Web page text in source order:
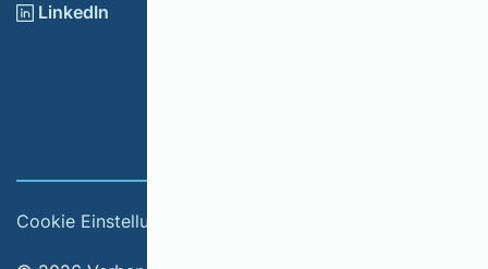
LinkedIn
Cookie Einstellungen